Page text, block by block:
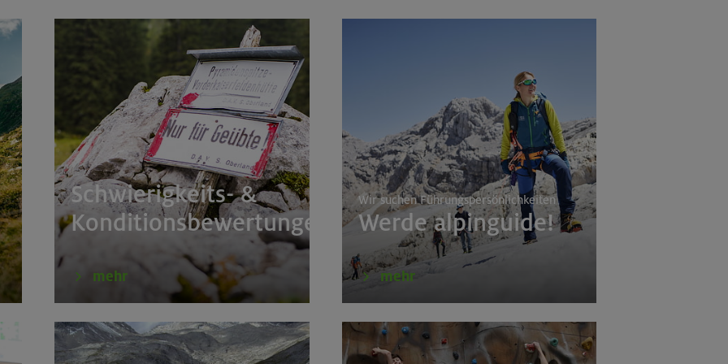
München
m, Rappenseekopf 2468 m Allgäuer Alpen
Herzen von Montafon und Rätikon
Rätikon
den Hochgern Chiemgauer Alpen
für Anfänger im Altmühltal Südlicher Frankenjura
indoor
Karwendel
München
Schwierigkeits- &
Konditionsbewertungen
mehr
Wir suchen Führungspersönlichkeiten
Werde alpinguide!
mehr